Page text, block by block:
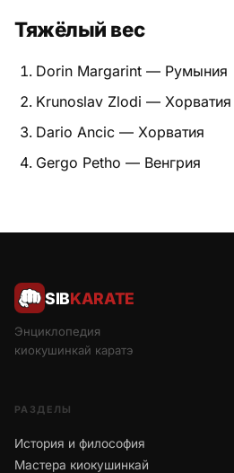
Тяжёлый вес
Dorin Margarint — Румыния
Krunoslav Zlodi — Хорватия
Dario Ancic — Хорватия
Gergo Petho — Венгрия
SIBKARATE
Энциклопедия
киокушинкай каратэ
РАЗДЕЛЫ
История и философия
Мастера киокушинкай